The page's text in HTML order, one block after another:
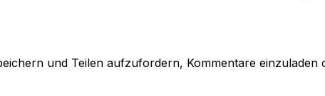
und Teilen aufzufordern, Kommentare